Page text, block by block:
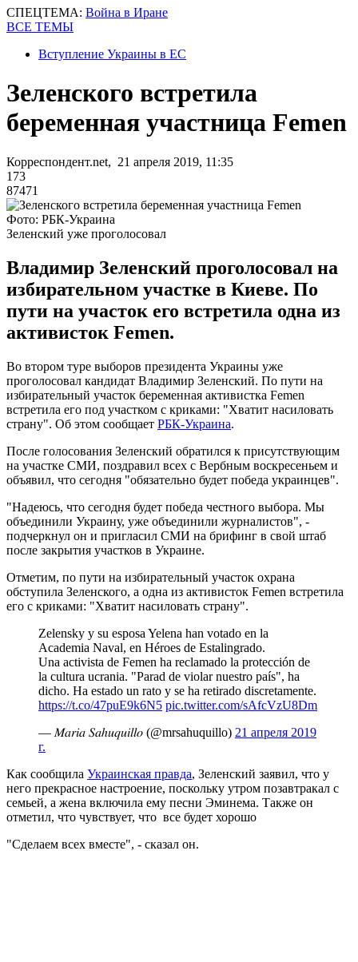
СПЕЦТЕМА: Война в Иране
ВСЕ ТЕМЫ
Вступление Украины в ЕС
Зеленского встретила
беременная участница Femen
Корреспондент.net, 21 апреля 2019, 11:35
173
87471
Фото: РБК-Украина
Зеленский уже проголосовал
Владимир Зеленский проголосовал на
избирательном участке в Киеве. По
пути на участок его встретила одна из
активисток Femen.
Во втором туре выборов президента Украины уже
проголосовал кандидат Владимир Зеленский. По пути на
избирательный участок беременная активистка Femen
встретила его под участком с криками: "Хватит насиловать
страну". Об этом сообщает РБК-Украина.
После голосования Зеленский обратился к присутствующим
на участке СМИ, поздравил всех с Вербным воскресеньем и
объявил, что сегодня "обязательно будет победа украинцев".
"Надеюсь, что сегодня будет победа честного выбора. Мы
объединили Украину, уже объединили журналистов", -
подчеркнул он и пригласил СМИ на брифинг в свой штаб
после закрытия участков в Украине.
Отметим, по пути на избирательный участок охрана
обступила Зеленского, а одна из активисток Femen встретила
его с криками: "Хватит насиловать страну".
Zelensky y su esposa Yelena han votado en la
Academia Naval, en Héroes de Estalingrado.
Una activista de Femen ha reclamado la protección de
la cultura ucrania. "Parad de violar nuestro país", ha
dicho. Ha estado un rato y se ha retirado discretamente.
https://t.co/47puE9k6N5 pic.twitter.com/sAfcVzU8Dm
— 𝑀𝑎𝑟𝑖𝑎 𝑆𝑎ℎ𝑢𝑞𝑢𝑖𝑙𝑙𝑜 (@mrsahuquillo) 21 апреля 2019
г.
Как сообщила Украинская правда, Зеленский заявил, что у
него прекрасное настроение, поскольку утром позавтракал с
семьей, а жена включила ему песни Эминема. Также он
отметил, что чувствует, что все будет хорошо
"Сделаем всех вместе", - сказал он.